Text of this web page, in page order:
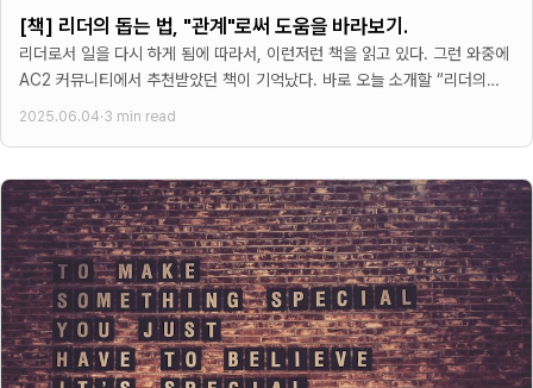
[책] 리더의 돕는 법, "관계"로써 도움을 바라보기.
리더로서 일을 다시 하게 됨에 따라서, 이런저런 책을 읽고 있다. 그런 와중에
AC2 커뮤니티에서 추천받았던 책이 기억났다. 바로 오늘 소개할 “리더의
2025.06.04·3 min read